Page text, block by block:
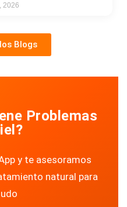
2026
Blogs
Problemas
y te asesoramos
natural para